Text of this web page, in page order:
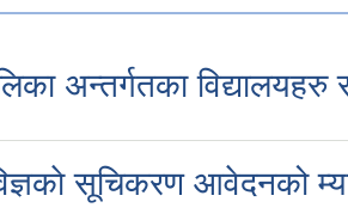
अन्तर्गतका विद्यालयहरु
सूचिकरण आवेदनको